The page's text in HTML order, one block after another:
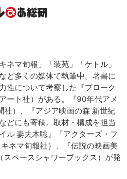
ネマ旬報」「装苑」「ケトル」
ど多くの媒体で執筆中。著書に
性について考察した『ブローク
ート社）がある。『90年代アメ
社）、『アジア映画の森 新世紀
どにも寄稿。取材・構成を担当
ル 妻夫木聡』『アクターズ・フ
ネマ旬報社）、『伝説の映画美
ペースシャワーブックス）が発